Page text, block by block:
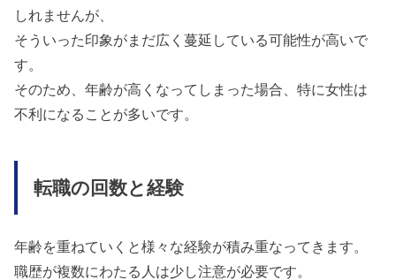
しれませんが、
そういった印象がまだ広く蔓延している可能性が高いで
す。
そのため、年齢が高くなってしまった場合、特に女性は
不利になることが多いです。
転職の回数と経験
年齢を重ねていくと様々な経験が積み重なってきます。
職歴が複数にわたる人は少し注意が必要です。